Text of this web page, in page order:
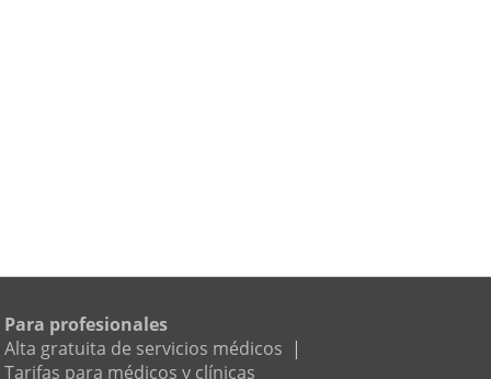
Para profesionales
Alta gratuita de servicios médicos |
Tarifas para médicos y clínicas